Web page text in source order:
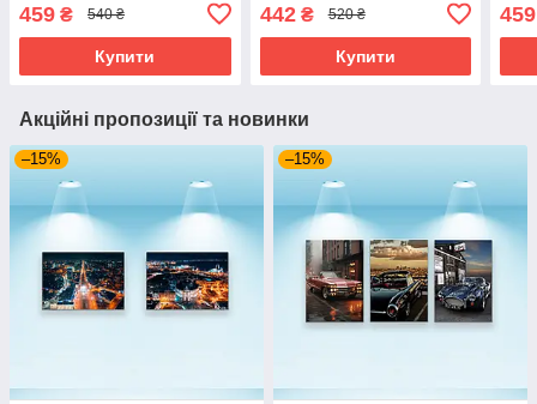
459 ₴ 540 ₴
Купити
442₴ 520 ₴
Купити
459
Акційні пропозиції та новинки
–15% –15%